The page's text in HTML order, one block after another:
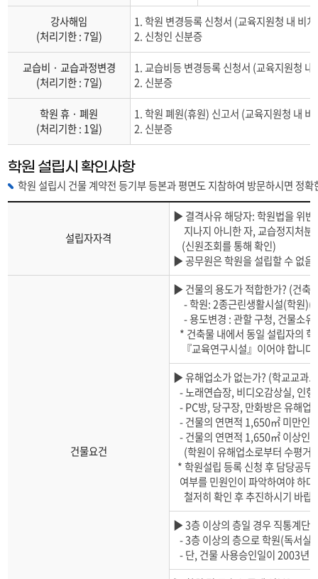
강사해임
(처리기한 : 7일)
1. 학원 변경등록 신청서 (교육지원청 내 비
2. 신청인 신분증
교습비 · 교습과정변경
(처리기한 : 7일)
1. 교습비등 변경등록 신청서 (교육지원청 내
2. 신분증
학원 휴 · 폐원
(처리기한 : 1일)
1. 학원 폐원(휴원) 신고서 (교육지원청 내 비
2. 신분증
학원 설립시 확인사항
학원 설립시 건물 계약전 등기부 등본과 평면도 지참하여 방문하시면 정
설립자자격
▶ 결격사유 해당자: 학원법을 위반
지나지 아니한 자, 교습정지처
(신원조회를 통해 확인)
▶ 공무원은 학원을 설립할 수 없음
건물요건
▶ 건물의 용도가 적합한가? (건축
- 학원: 2종근린생활시설(학원
- 용도변경 : 관할 구청, 건물소유
* 건축물 내에서 동일 설립자의
『교육연구시설』이어야 합니다.
▶ 유해업소가 없는가? (학교교과
- 노래연습장, 비디오감상실, 인
- PC방, 당구장, 만화방은 유해업
- 건물의 연면적 1,650㎡ 미만인
- 건물의 연면적 1,650㎡ 이상
(학원이 유해업소로부터 수평거
* 학원설립 등록 신청 후 담당공
여부를 민원인이 파악하여야 하
철저히확인 후 추진하시기 바랍
▶ 3층 이상의 층일 경우 직통계단
- 3층 이상의 층으로 학원(독서실
- 단, 건물 사용승인일이 2003년